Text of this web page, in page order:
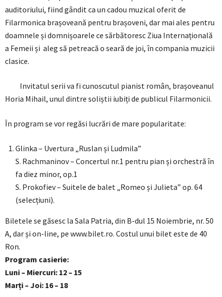
auditoriului, fiind gândit ca un cadou muzical oferit de
Filarmonica brașoveană pentru brașoveni, dar mai ales pentru
doamnele și domnișoarele ce sărbătoresc Ziua Internațională
a Femeii și aleg să petreacă o seară de joi, în compania muzicii
clasice.
Invitatul serii va fi cunoscutul pianist român, brașoveanul
Horia Mihail, unul dintre soliștii iubiți de publicul Filarmonicii.
În program se vor regăsi lucrări de mare popularitate:
Glinka – Uvertura „Ruslan și Ludmila”
S. Rachmaninov – Concertul nr.1 pentru pian și orchestră în
fa diez minor, op.1
S. Prokofiev – Suitele de balet „Romeo și Julieta” op. 64
(selecțiuni).
Biletele se găsesc la Sala Patria, din B-dul 15 Noiembrie, nr. 50
A, dar și on-line, pe www.bilet.ro. Costul unui bilet este de 40
Ron.
Program casierie:
Luni – Miercuri: 12 – 15
Marți – Joi: 16 – 18